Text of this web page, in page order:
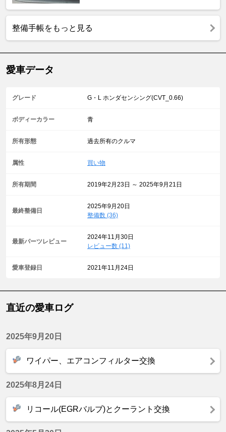
整備手帳をもっと見る
愛車データ
グレード G・L ホンダセンシング(CVT_0.66)
ボディーカラー 青
所有形態 過去所有のクルマ
属性 買い物
所有期間 2019年2月23日 ～ 2025年9月21日
最終整備日
2025年9月20日
整備数 (36)
最新パーツレビュー
2024年11月30日
レビュー数 (11)
愛車登録日 2021年11月24日
直近の愛車ログ
2025年9月20日
ワイパー、エアコンフィルター交換
2025年8月24日
リコール(EGRバルブ)とクーラント交換